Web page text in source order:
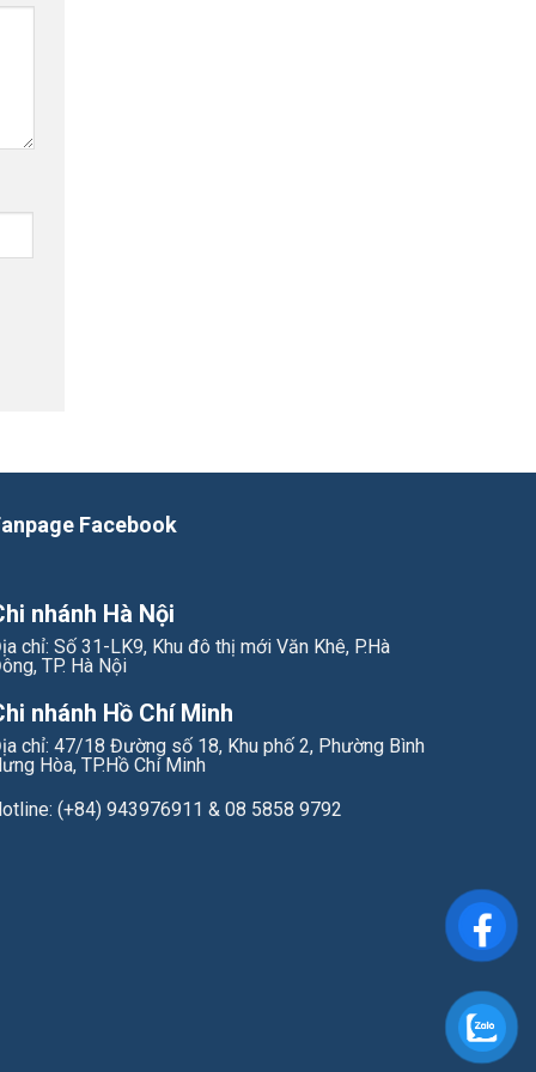
Facebook
nhánh Hà Nội
chỉ: Số 31-LK9, Khu đô thị mới Văn Khê, P.Hà
TP. Hà Nội
nhánh Hồ Chí Minh
chỉ: 47/18 Đường số 18, Khu phố 2, Phường Bình
Hòa, TP.Hồ Chí Minh
(+84) 943976911 & 08 5858 9792